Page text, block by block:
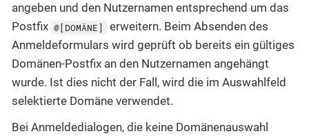
angeben und den Nutzernamen entsprechend um das
Postfix @[DOMÄNE]
erweitern. Beim Absenden des
Anmeldeformulars wird geprüft ob bereits ein gültiges
Domänen-Postfix an den Nutzernamen angehängt
wurde. Ist dies nicht der Fall, wird die im Auswahlfeld
selektierte Domäne verwendet.
Bei Anmeldedialogen, die keine Domänenauswahl